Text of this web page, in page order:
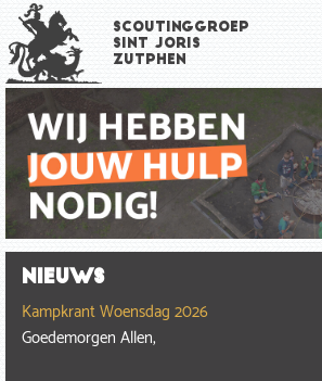
Overslaan
en
naar
de
inhoud
Scoutinggroep
Sint Joris
Zutphen
Nieuws
Kampkrant Woensdag 2026
Goedemorgen Allen,